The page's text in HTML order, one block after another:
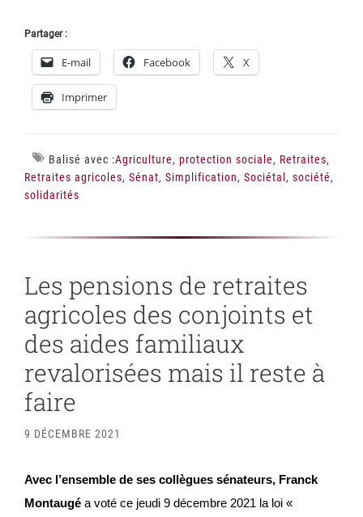
Partager :
E-mail Facebook X
Imprimer
Balisé avec :Agriculture, protection sociale, Retraites,
Retraites agricoles, Sénat, Simplification, Sociétal , société,
solidarités
Les pensions de retraites
agricoles des conjoints et
des aides familiaux
revalorisées mais il reste à
faire
9 DÉCEMBRE 2021
Avec l’ensemble de ses collègues sénateurs, Franck
Montaugé a voté ce jeudi 9 décembre 2021 la loi «